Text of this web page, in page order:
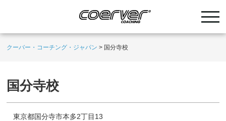
クーバー・コーチング・ジャパン > 国分寺校
国分寺校
東京都国分寺市本多2丁目13